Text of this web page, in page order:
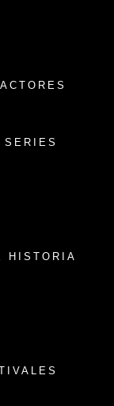
ACTORES
SERIES
HISTORIA